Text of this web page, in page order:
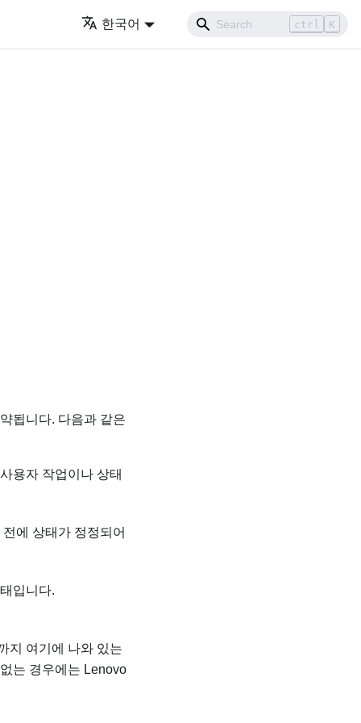
한국어 ctrl K
됩니다. 다음과 같은
용자 작업이나 상태
에 상태가 정정되어
입니다.
지 여기에 나와 있는
는 경우에는 Lenovo